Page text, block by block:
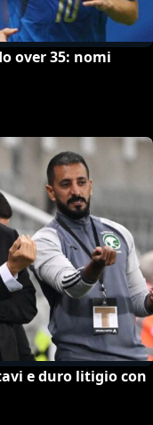
over 35: nomi
e duro litigio con